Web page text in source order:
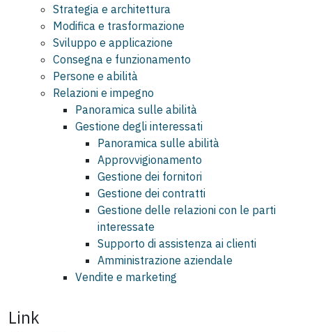
Strategia e architettura
Modifica e trasformazione
Sviluppo e applicazione
Consegna e funzionamento
Persone e abilità
Relazioni e impegno
Panoramica sulle abilità
Gestione degli interessati
Panoramica sulle abilità
Approvvigionamento
Gestione dei fornitori
Gestione dei contratti
Gestione delle relazioni con le parti
interessate
Supporto di assistenza ai clienti
Amministrazione aziendale
Vendite e marketing
Link